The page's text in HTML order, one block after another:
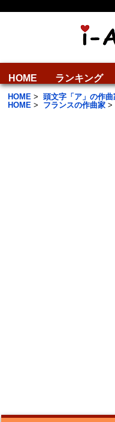
HOME ランキング
HOME > 頭文字「ア」の作曲
HOME > フランスの作曲家 >